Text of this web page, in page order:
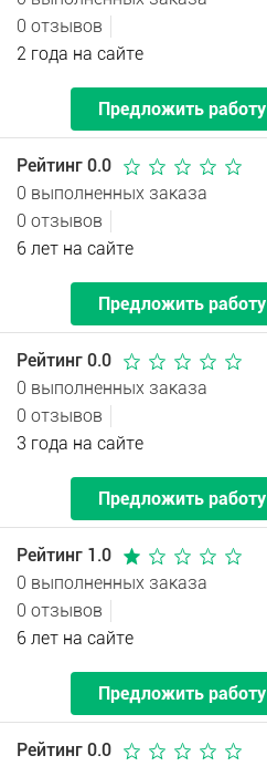
0 отзывов
2 года на сайте
Предложить работу
Рейтинг 0.0
0 выполненных заказа
0 отзывов
6 лет на сайте
Предложить работу
Рейтинг 0.0
0 выполненных заказа
0 отзывов
3 года на сайте
Предложить работу
Рейтинг 1.0
0 выполненных заказа
0 отзывов
6 лет на сайте
Предложить работу
Рейтинг 0.0